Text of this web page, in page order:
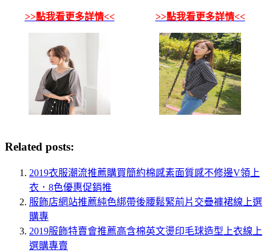
>>點我看更多詳情<< >>點我看更多詳情<<
Related posts:
2019衣服潮流推薦購買簡約棉感素面質感不修邊V領上
衣．8色優惠促銷推
服飾店網站推薦純色綁帶後腰鬆緊前片交疊褲裙線上選
購專
2019服飾特賣會推薦高含棉英文燙印毛球造型上衣線上
選購專賣